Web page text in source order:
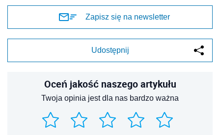
Zapisz się na newsletter
Udostępnij
Oceń jakość naszego artykułu
Twoja opinia jest dla nas bardzo ważna